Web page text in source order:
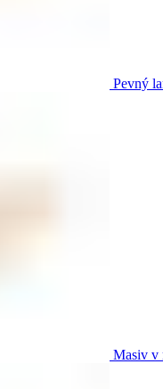
Pevný
Masiv v